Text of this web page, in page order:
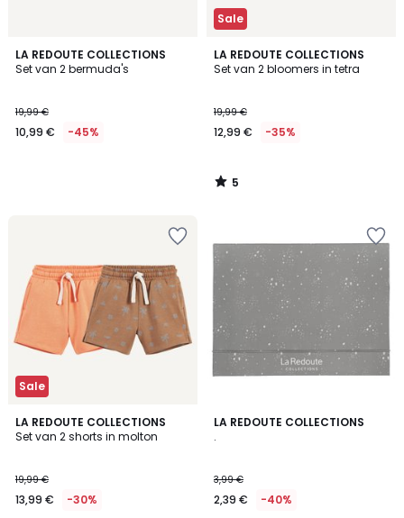
LA REDOUTE COLLECTIONS
Set van 2 bermuda's
19,99 €
10,99 € -45%
Sale
LA REDOUTE COLLECTIONS
Set van 2 bloomers in tetra
19,99 €
12,99 € -35%
5
/
5
/
Sale
LA REDOUTE COLLECTIONS
Set van 2 shorts in molton
19,99 €
13,99 € -30%
LA REDOUTE COLLECTIONS
.
3,99 €
2,39 € -40%
4,4